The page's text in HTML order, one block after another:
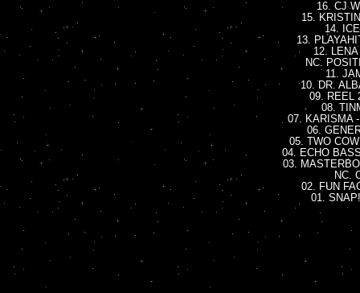
16. CJ
15.
14.
13.
12.
NC.
11.
10. DR.
09. REEL
08.
07. KARISMA
06.
05. TWO
04. ECHO
03.
NC.
02. FUN
01.